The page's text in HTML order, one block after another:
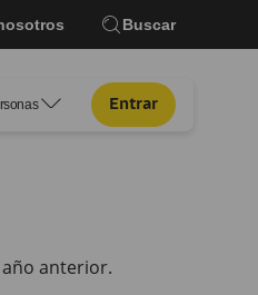
search Buscar
arrow2-down Entrar
anterior.